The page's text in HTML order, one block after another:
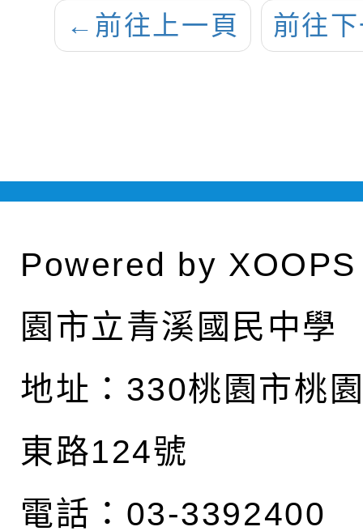
← 前往上一頁 前往
Powered by XOOPS
園市立青溪國民中學
地址： 330桃園市桃
東路124號
電話：03-3392400